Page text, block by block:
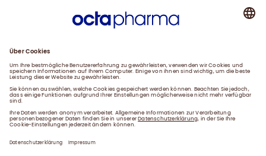
Downloads
Kontakt Impressum Datenschutzerklärung